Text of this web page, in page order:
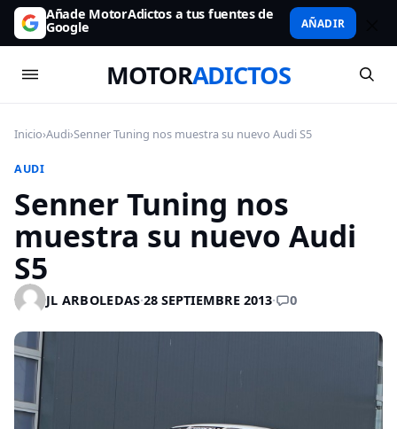
Añade MotorAdictos a tus fuentes de
Google AÑADIR
MOTORADICTOS
Inicio›Audi›Senner Tuning nos muestra su nuevo Audi S5
AUDI
Senner Tuning nos
muestra su nuevo Audi
S5
JL ARBOLEDAS·28 SEPTIEMBRE 2013· 0